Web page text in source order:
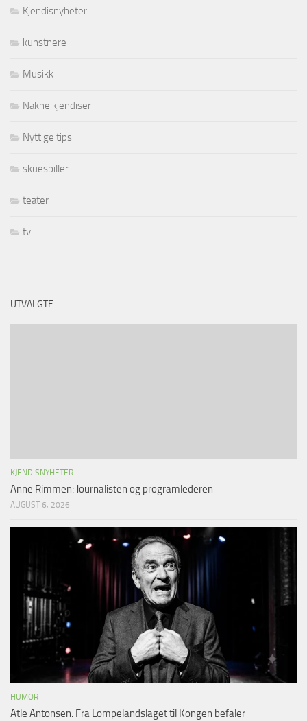
Kjendisnyheter
kunstnere
Musikk
Nakne kjendiser
Nyttige tips
skuespiller
teater
tv
UTVALGTE
KJENDISNYHETER
Anne Rimmen: Journalisten og programlederen
AUGUST 6, 2026
HUMOR
Atle Antonsen: Fra Lompelandslaget til Kongen befaler